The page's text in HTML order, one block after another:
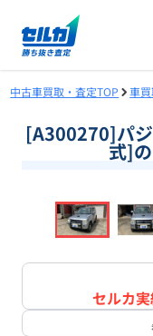
中古車買取・査定TOP 車
[A300270]パ
式]
セルカ